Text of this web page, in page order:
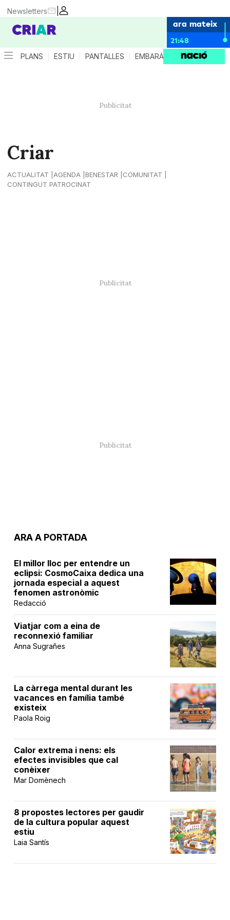
|
Newsletters
ara mateix
21:48
PLANS ESTIU PANTALLES EMBARÀS CRIANÇA
Criar
ACTUALITAT AGENDA BENESTAR
COMUNITAT
CONTINGUT PATROCINAT
ARA A PORTADA
El millor lloc per entendre un
eclipsi: CosmoCaixa dedica una
jornada especial a aquest
fenomen astronòmic
Redacció
Viatjar com a eina de
reconnexió familiar
Anna Sugrañes
La càrrega mental durant les
vacances en família també
existeix
Paola Roig
Calor extrema i nens: els
efectes invisibles que cal
conèixer
Mar Domènech
8 propostes lectores per gaudir
de la cultura popular aquest
estiu
Laia Santís